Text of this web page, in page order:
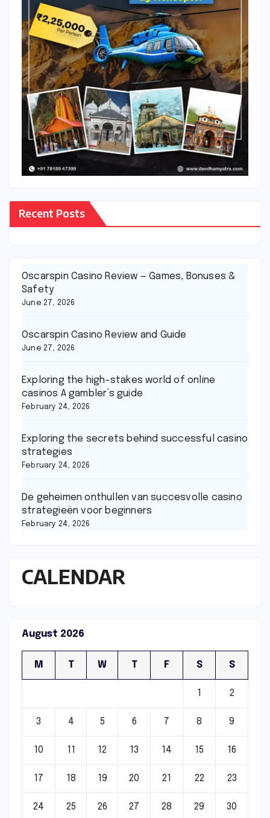
Recent Posts
Oscarspin Casino Review — Games, Bonuses &
Safety
June 27, 2026
Oscarspin Casino Review and Guide
June 27, 2026
Exploring the high-stakes world of online
casinos A gambler’s guide
February 24, 2026
Exploring the secrets behind successful casino
strategies
February 24, 2026
De geheimen onthullen van succesvolle casino
strategieën voor beginners
February 24, 2026
CALENDAR
August 2026
M T W T F S S
1 2
3 4 5 6 7 8 9
10 11 12 13 14 15 16
17 18 19 20 21 22 23
24 25 26 27 28 29 30